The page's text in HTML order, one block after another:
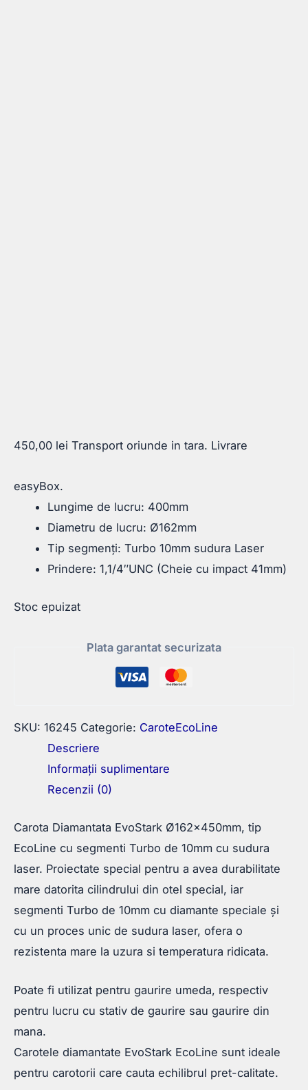
450,00 lei Transport oriunde in tara. Livrare
easyBox.
Lungime de lucru: 400mm
Diametru de lucru: Ø162mm
Tip segmenți: Turbo 10mm sudura Laser
Prindere: 1,1/4″UNC (Cheie cu impact 41mm)
Stoc epuizat
Plata garantat securizata
SKU: 16245 Categorie: CaroteEcoLine
Descriere
Informații suplimentare
Recenzii (0)
Carota Diamantata EvoStark Ø162x450mm, tip
EcoLine cu segmenti Turbo de 10mm cu sudura
laser. Proiectate special pentru a avea durabilitate
mare datorita cilindrului din otel special, iar
segmenti Turbo de 10mm cu diamante speciale și
cu un proces unic de sudura laser, ofera o
rezistenta mare la uzura si temperatura ridicata.
Poate fi utilizat pentru gaurire umeda, respectiv
pentru lucru cu stativ de gaurire sau gaurire din
mana.
Carotele diamantate EvoStark EcoLine sunt ideale
pentru carotorii care cauta echilibrul pret-calitate.